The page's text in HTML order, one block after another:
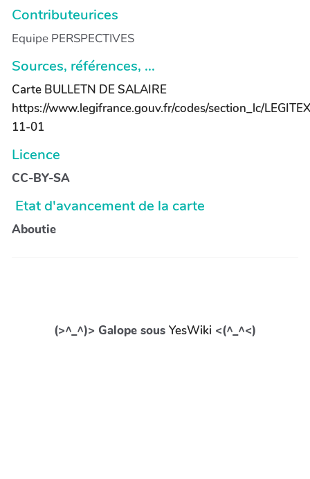
Contributeurices
Equipe PERSPECTIVES
Sources, références, ...
Carte BULLETN DE SALAIRE
https://www.legifrance.gouv.fr/codes/section_lc/
11-01
Licence
CC-BY-SA
Etat d'avancement de la carte
Aboutie
(>^_^)> Galope sous YesWiki <(^_^<)